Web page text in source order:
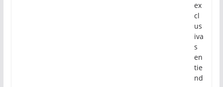
ex
cl
us
iva
s
en
tie
nd